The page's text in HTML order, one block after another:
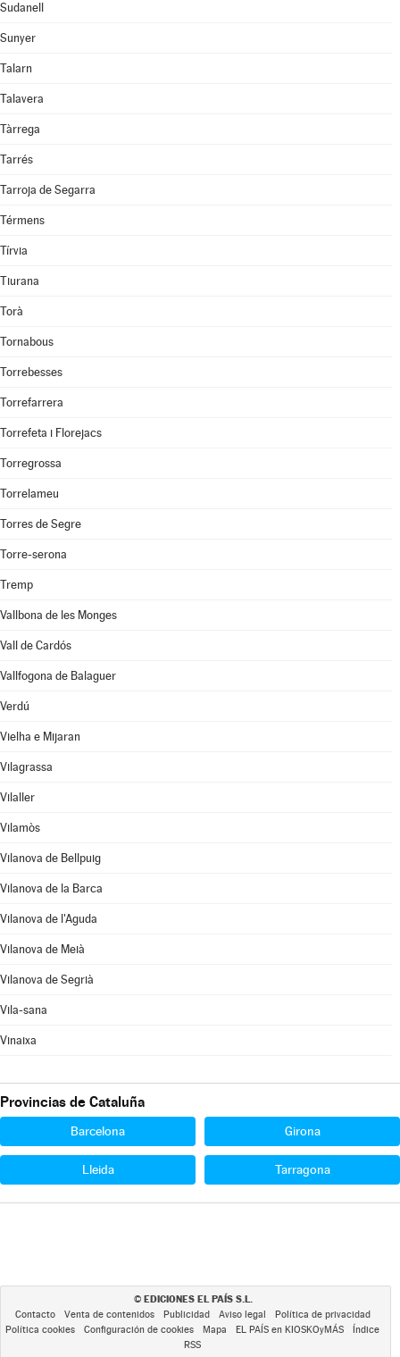
Sudanell
Sunyer
Talarn
Talavera
Tàrrega
Tarrés
Tarroja de Segarra
Térmens
Tírvia
Tiurana
Torà
Tornabous
Torrebesses
Torrefarrera
Torrefeta i Florejacs
Torregrossa
Torrelameu
Torres de Segre
Torre-serona
Tremp
Vallbona de les Monges
Vall de Cardós
Vallfogona de Balaguer
Verdú
Vielha e Mijaran
Vilagrassa
Vilaller
Vilamòs
Vilanova de Bellpuig
Vilanova de la Barca
Vilanova de l'Aguda
Vilanova de Meià
Vilanova de Segrià
Vila-sana
Vinaixa
Provincias de Cataluña
Barcelona Girona
Lleida Tarragona
© EDICIONES EL PAÍS S.L.
Contacto Venta de contenidos Publicidad Aviso legal
Política de privacidad
Política cookies
Configuración de cookies Mapa EL PAÍS en KIOSKOyMÁS
Índice
RSS